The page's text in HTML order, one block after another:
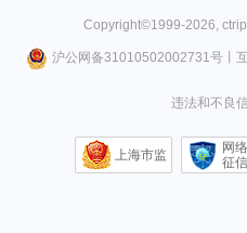
Copyright©1999-2026
沪公网备31010502002731号丨
违法和不良
上海市监
网
征